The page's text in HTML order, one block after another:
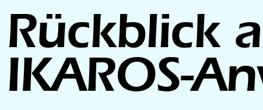
Rückblick
IKAROS-